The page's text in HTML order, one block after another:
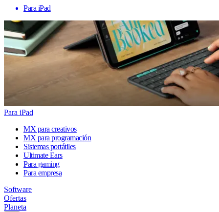
Para iPad
Para iPad
MX para creativos
MX para programación
Sistemas portátiles
Ultimate Ears
Para gaming
Para empresa
Software
Ofertas
Planeta